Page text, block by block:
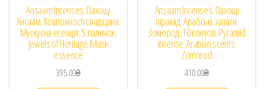
Ansaam Incenses. Пахощі
Ансаам. Коштовності спадщини.
Мускусна есенція. 5 паличок.
Jewels of Heritage. Musk
essence
395.00₴
Ansaam Incenses. Пахощі
пірамід. Арабські запахи.
Зомород. 10 конусів. Pyramid
incense. Arabian scents.
Zomorod
410.00₴